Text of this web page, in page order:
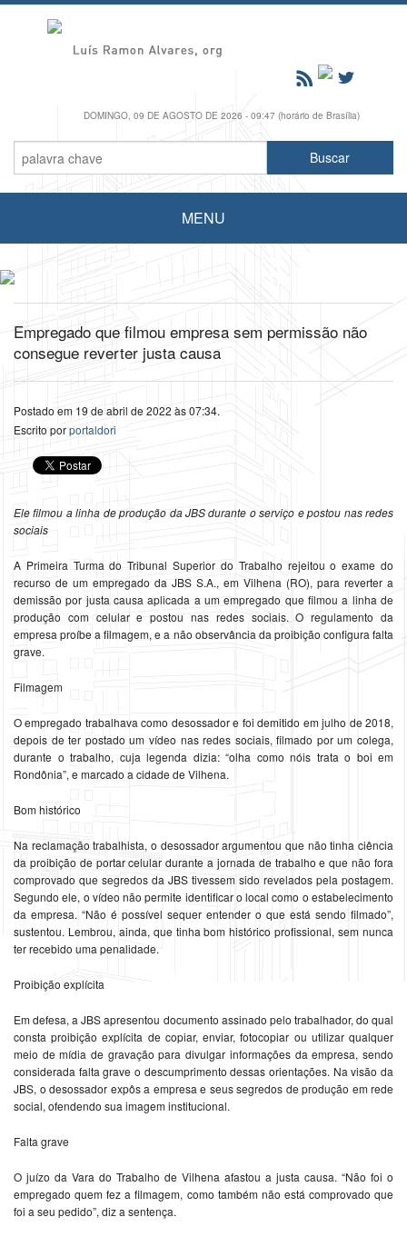
DOMINGO, 09 DE AGOSTO DE 2026 - 09:47 (horário de Brasília)
MENU
Empregado que filmou empresa sem permissão não
consegue reverter justa causa
Postado em 19 de abril de 2022 às 07:34.
Escrito porportaldori
Ele filmou a linha de produção da JBS durante o serviço e postou nas redes
sociais
A Primeira Turma do Tribunal Superior do Trabalho rejeitou o exame do
recurso de um empregado da JBS S.A., em Vilhena (RO), para reverter a
demissão por justa causa aplicada a um empregado que filmou a linha de
produção com celular e postou nas redes sociais. O regulamento da
empresa proíbe a filmagem, e a não observância da proibição configura falta
grave.
Filmagem
O empregado trabalhava como desossador e foi demitido em julho de 2018,
depois de ter postado um vídeo nas redes sociais, filmado por um colega,
durante o trabalho, cuja legenda dizia: “olha como nóis trata o boi em
Rondônia”, e marcado a cidade de Vilhena.
Bom histórico
Na reclamação trabalhista, o desossador argumentou que não tinha ciência
da proibição de portar celular durante a jornada de trabalho e que não fora
comprovado que segredos da JBS tivessem sido revelados pela postagem.
Segundo ele, o vídeo não permite identificar o local como o estabelecimento
da empresa. “Não é possível sequer entender o que está sendo filmado”,
sustentou. Lembrou, ainda, que tinha bom histórico profissional, sem nunca
ter recebido uma penalidade.
Proibição explícita
Em defesa, a JBS apresentou documento assinado pelo trabalhador, do qual
consta proibição explícita de copiar, enviar, fotocopiar ou utilizar qualquer
meio de mídia de gravação para divulgar informações da empresa, sendo
considerada falta grave o descumprimento dessas orientações. Na visão da
JBS, o desossador expôs a empresa e seus segredos de produção em rede
social, ofendendo sua imagem institucional.
Falta grave
O juízo da Vara do Trabalho de Vilhena afastou a justa causa. “Não foi o
empregado quem fez a filmagem, como também não está comprovado que
foi a seu pedido”, diz a sentença.